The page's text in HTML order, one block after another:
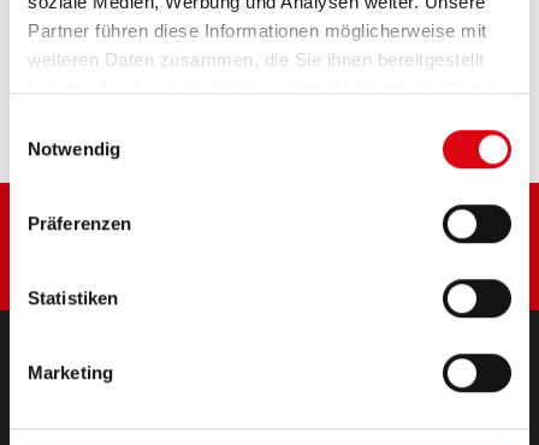
Partner führen diese Informationen möglicherweise mit
weiteren Daten zusammen, die Sie ihnen bereitgestellt
haben oder die sie im Rahmen Ihrer Nutzung der Dienste
Notwendig
Präferenzen
Statistiken
Marketing
Diese Batterie kaufen:
HÄNDLER & EINBAUSERVICE >
Starter- & Bordnetzbatterien